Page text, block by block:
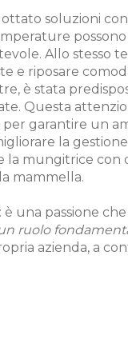
soluzioni
Allo stesso
e riposare
è stata
Questa
garantire un
la
mungitrice
mammella.
una passione
ruolo
azienda, a